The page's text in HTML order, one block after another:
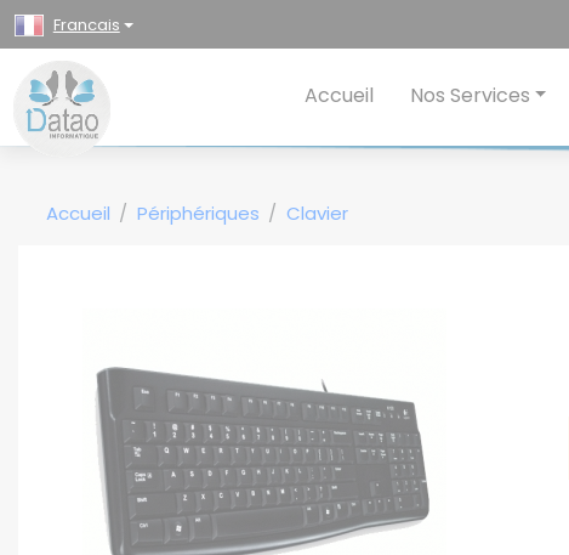
Francais
Accueil Nos Services
Accueil Périphériques Clavier
Panneau de gestion des cookies